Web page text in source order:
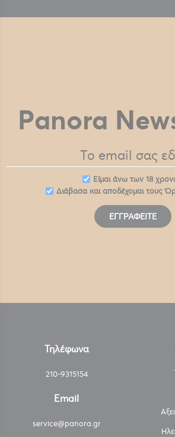
Panora
Eίμαι άνω των 18
Διάβασα και αποδέχομαι τους
ΕΓΓΡΑΦΕΊΤΕ
Τηλέφωνα
210-9315154
Email
service@panora.gr